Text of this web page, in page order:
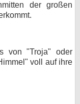
der großen
von "Troja" oder
voll auf ihre